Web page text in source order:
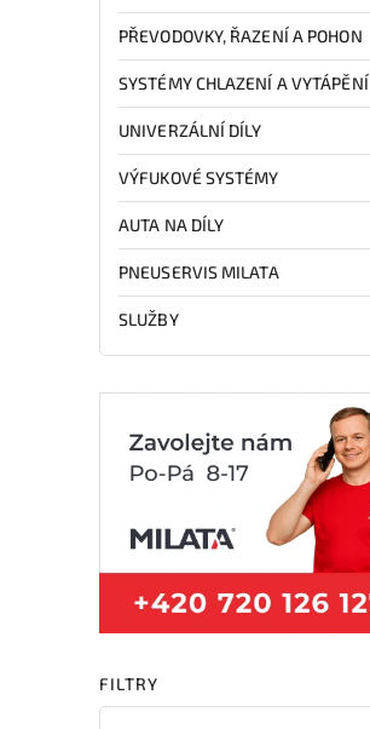
PŘEVODOVKY, ŘAZENÍ A POHON
SYSTÉMY CHLAZENÍ A VYTÁPĚNÍ
UNIVERZÁLNÍ DÍLY
VÝFUKOVÉ SYSTÉMY
AUTA NA DÍLY
PNEUSERVIS MILATA
SLUŽBY
FILTRY